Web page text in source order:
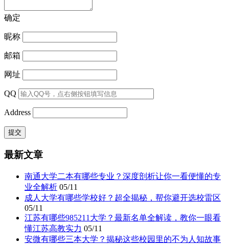
确定
昵称
邮箱
网址
QQ
Address
最新文章
南通大学二本有哪些专业？深度剖析让你一看便懂的专
业全解析 05/11
成人大学有哪些学校好？超全揭秘，帮你避开选校雷区
05/11
江苏有哪些985211大学？最新名单全解读，教你一眼看
懂江苏高教实力 05/11
安微有哪些三本大学？揭秘这些校园里的不为人知故事